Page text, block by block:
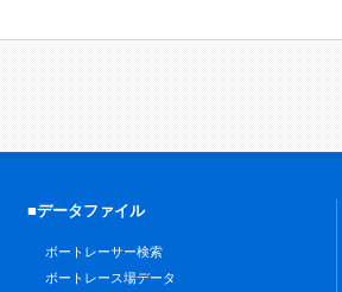
■データファイル
ボートレーサー検索
ボートレース場データ